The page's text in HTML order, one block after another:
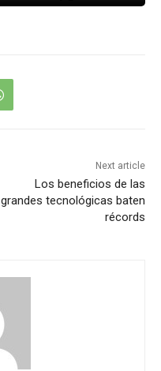
Next article
Los beneficios de las
grandes tecnológicas baten
récords